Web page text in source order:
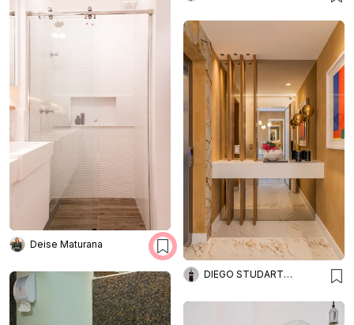
Deise Maturana
DIEGO STUDART ARQUITETURA